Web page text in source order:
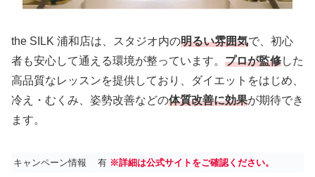
the SILK 浦和店は、スタジオ内の明るい雰囲気で、初心
者も安心して通える環境が整っています。 プロが監修した
高品質なレッスンを提供しており、ダイエットをはじめ、
冷え・むくみ、姿勢改善などの体質改善に効果が期待でき
ます。
キャンペーン情報 有 ※詳細は公式サイトをご確認ください。